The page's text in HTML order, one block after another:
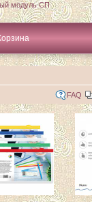
модуль СП
FAQ